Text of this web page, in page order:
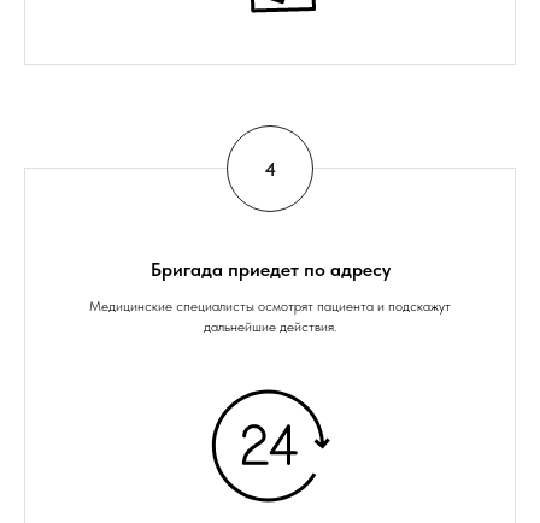
Бригада приедет по адресу
Медицинские специалисты осмотрят пациента и подскажут
дальнейшие действия.